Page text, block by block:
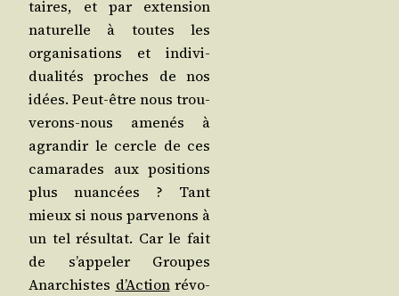
taires, et par exten­sion
natu­relle à toutes les
orga­ni­sa­tions et indi­vi­
dua­li­tés proches de nos
idées. Peut-être nous trou­
ve­rons-nous ame­nés à
agran­dir le cercle de ces
cama­rades aux posi­tions
plus nuan­cées ? Tant
mieux si nous par­ve­nons à
un tel résul­tat. Car le fait
de s’ap­pe­ler Groupes
Anar­chistes d’Ac­tionrévo­